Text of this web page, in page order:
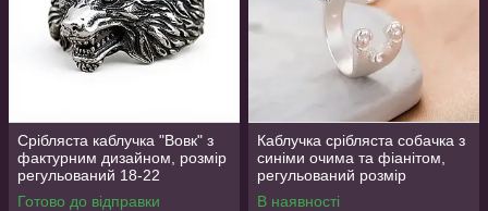
Срібляста каблучка "Вовк" з
фактурним дизайном, розмір
регульований 18-22
Готово до відправки
Каблучка срібляста собачка з
синіми очима та фіанітом,
регульований розмір
AurumLux016
В наявності